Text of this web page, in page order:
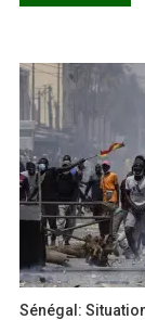
l’article
Sénégal: